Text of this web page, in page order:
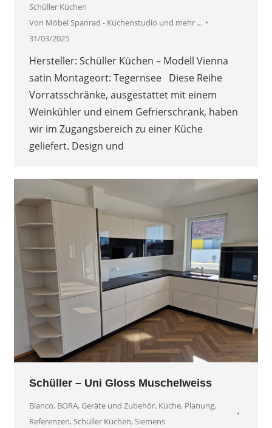
Schüller Küchen
Von Möbel Spanrad - Küchenstudio und mehr ...
31/03/2025
Hersteller: Schüller Küchen – Modell Vienna
satin Montageort: Tegernsee Diese Reihe
Vorratsschränke, ausgestattet mit einem
Weinkühler und einem Gefrierschrank, haben
wir im Zugangsbereich zu einer Küche
geliefert. Design und
Schüller – Uni Gloss Muschelweiss
Blanco, BORA, Geräte und Zubehör, Küche, Planung,
Referenzen, Schüller Küchen, Siemens